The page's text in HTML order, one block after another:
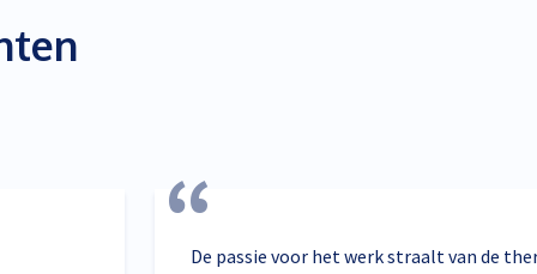
De passie voor het werk straalt van de